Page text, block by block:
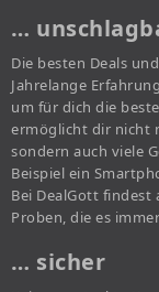
…
Die besten Deals
Jahrelange
um für dich die
ermöglicht dir nicht
sondern auch viele
Beispiel ein
Bei DealGott findest
Proben, die es
… sicher